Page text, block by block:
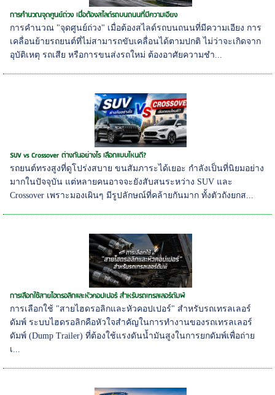
การคำนวณจุดศูนย์ถ่วง เมื่อต้องสไลด์รถบนถนนที่มีความเอียง
การคำนวณ "จุดศูนย์ถ่วง" เมื่อต้องสไลด์รถบนถนนที่มีความเอียง การ
เคลื่อนย้ายรถยนต์ที่ไม่สามารถขับเคลื่อนได้ตามปกติ ไม่ว่าจะเกิดจาก
อุบัติเหตุ รถเสีย หรือการขนส่งรถใหม่ ต้องอาศัยความชำ...
SUV vs Crossover ต่างกันอย่างไร เลือกแบบไหนดี?
รถยนต์ทรงสูงที่ดูโปร่งสบาย ขนสัมภาระได้เยอะ กำลังเป็นที่นิยมอย่าง
มากในปัจจุบัน แต่หลายคนอาจจะยังสับสนระหว่าง SUV และ
Crossover เพราะมองเผินๆ มีรูปลักษณ์ที่คล้ายกันมาก ทั้งตัวถังยกส...
การเลือกใช้สายไฮดรอลิกและหัวคอปเปอร์ สำหรับรถเทรลเลอร์ดัมพ์
การเลือกใช้ "สายไฮดรอลิกและหัวคอปเปอร์" สำหรับรถเทรลเลอร์
ดัมพ์ ระบบไฮดรอลิกคือหัวใจสำคัญในการทำงานของรถเทรลเลอร์
ดัมพ์ (Dump Trailer) ที่ต้องใช้แรงดันน้ำมันสูงในการยกดัมพ์เพื่อถ่าย
เ...